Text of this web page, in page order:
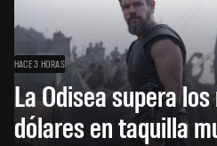
HACE 3 HORAS
La Odisea supera
dólares en taquilla